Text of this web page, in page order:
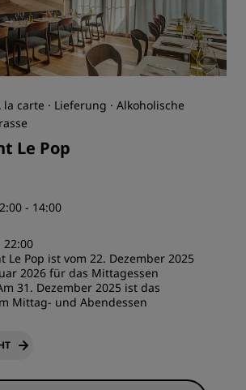
carte · Lieferung · Alkoholische
Le Pop
- 14:00
22:00
Le Pop ist vom 22. Dezember 2025
2026 für das Mittagessen
31. Dezember 2025 ist das
Mittag- und Abendessen